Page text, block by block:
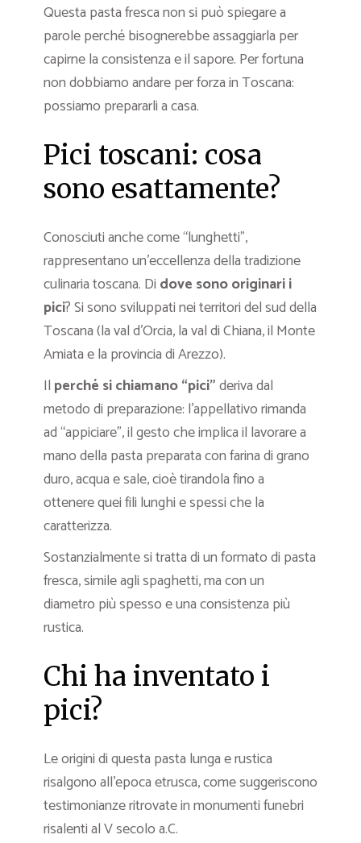
Questa pasta fresca non si può spiegare a
parole perché bisognerebbe assaggiarla per
capirne la consistenza e il sapore. Per fortuna
non dobbiamo andare per forza in Toscana:
possiamo prepararli a casa.
Pici toscani: cosa
sono esattamente?
Conosciuti anche come “lunghetti”,
rappresentano un’eccellenza della tradizione
culinaria toscana. Di dove sono originari i
pici? Si sono sviluppati nei territori del sud della
Toscana (la val d’Orcia, la val di Chiana, il Monte
Amiata e la provincia di Arezzo).
Il perché si chiamano “pici”deriva dal
metodo di preparazione: l’appellativo rimanda
ad “appiciare”, il gesto che implica il lavorare a
mano della pasta preparata con farina di grano
duro, acqua e sale, cioè tirandola fino a
ottenere quei fili lunghi e spessi che la
caratterizza.
Sostanzialmente si tratta di un formato di pasta
fresca, simile agli spaghetti, ma con un
diametro più spesso e una consistenza più
rustica.
Chi ha inventato i
pici?
Le origini di questa pasta lunga e rustica
risalgono all’epoca etrusca, come suggeriscono
testimonianze ritrovate in monumenti funebri
risalenti al V secolo a.C.